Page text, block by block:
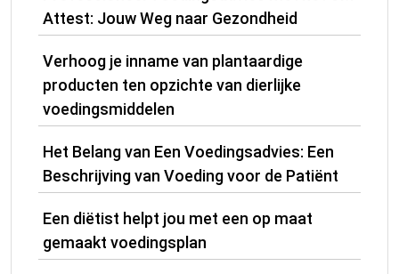
Attest: Jouw Weg naar Gezondheid
Verhoog je inname van plantaardige
producten ten opzichte van dierlijke
voedingsmiddelen
Het Belang van Een Voedingsadvies: Een
Beschrijving van Voeding voor de Patiënt
Een diëtist helpt jou met een op maat
gemaakt voedingsplan